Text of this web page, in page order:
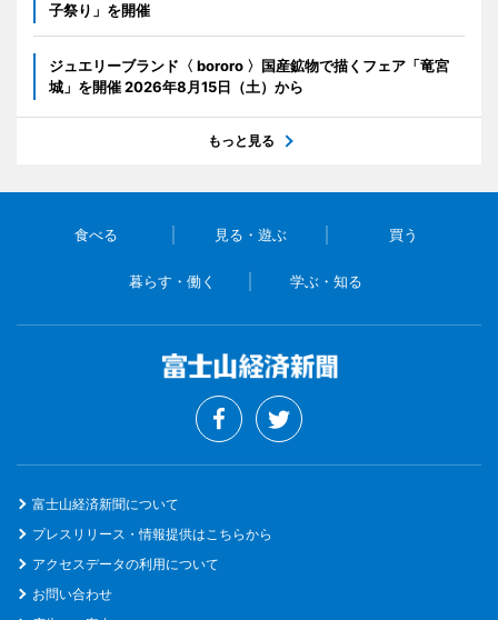
子祭り」を開催
ジュエリーブランド〈 bororo 〉国産鉱物で描くフェア「竜宮
城」を開催 2026年8月15日（土）から
もっと見る
食べる 見る・遊ぶ 買う
暮らす・働く 学ぶ・知る
富士山経済新聞について
プレスリリース・情報提供はこちらから
アクセスデータの利用について
お問い合わせ